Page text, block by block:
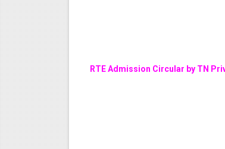
RTE Admission Circular by TN